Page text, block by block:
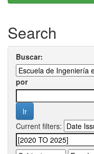
Search
Buscar:
por
Current filters: